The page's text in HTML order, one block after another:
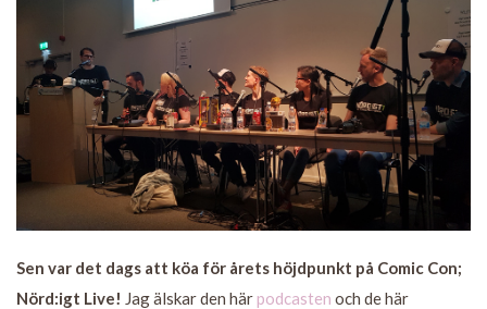
Sen var det dags att köa för årets höjdpunkt på Comic Con;
Nörd:igt Live! Jag älskar den här podcasten och de här